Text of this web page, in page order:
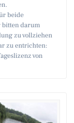
beide
bitten darum
zu vollziehen
zu entrichten:
von